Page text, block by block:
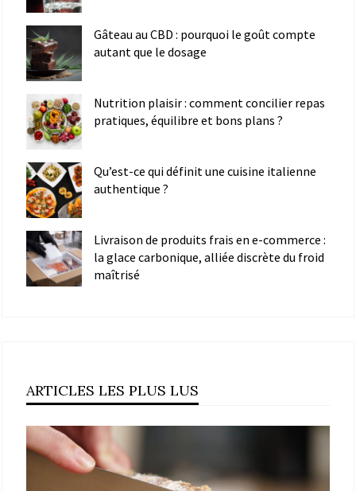
Gâteau au CBD : pourquoi le goût compte
autant que le dosage
Nutrition plaisir : comment concilier repas
pratiques, équilibre et bons plans ?
Qu’est-ce qui définit une cuisine italienne
authentique ?
Livraison de produits frais en e-commerce :
la glace carbonique, alliée discrète du froid
maîtrisé
ARTICLES LES PLUS LUS